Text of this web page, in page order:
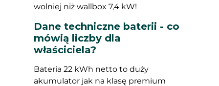
wolniej niż wallbox 7,4 kW!
Dane techniczne baterii - co
mówią liczby dla
właściciela?
Bateria 22 kWh netto to duży
akumulator jak na klasę premium